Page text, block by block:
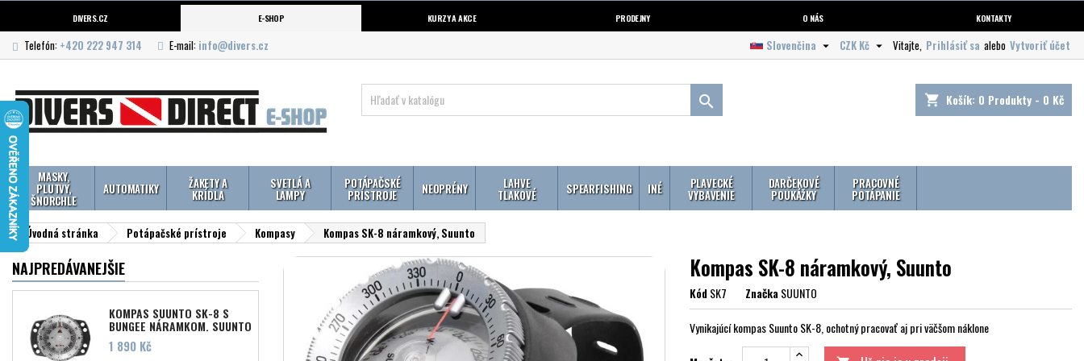
DIVERS.CZ E-SHOP KURZY A AKCE PRODEJNY O NÁS KONTAKTY
Telefón: +420 222 947 314 E-mail: info@divers.cz Vitajte, Prihlásiť sa alebo Vytvoriť účet
CZK Kč 
Slovenčina 
shopping_cart Košík: 0 Produkty - 0 Kč

MASKY,
PLUTVY,
ŠNORCHLE
AUTOMATIKY ŽAKETY A
KRÍDLA
SVETLÁ A
LAMPY
POTÁPAČSKÉ
PRÍSTROJE NEOPRÉNY LAHVE
TLAKOVÉ SPEARFISHING INÉ PLAVECKÉ
VYBAVENIE
DARČEKOVÉ
POUKÁŽKY
PRACOVNÉ
POTÁPANIE
Úvodná stránka Potápačské prístroje Kompasy Kompas SK-8 náramkový, Suunto
NAJPREDÁVANEJŠIE
KOMPAS SUUNTO SK-8 S
BUNGEE NÁRAMKOM, SUUNTO
Cena
1 890 Kč
Kompas SK-8 náramkový, Suunto
KódSK7 ZnačkaSUUNTO
Vynikajúcí kompas Suunto SK-8, ochotný pracovať aj pri väčšom náklone